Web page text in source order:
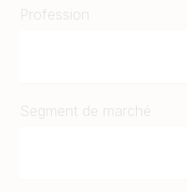
Profession
Segment de marché